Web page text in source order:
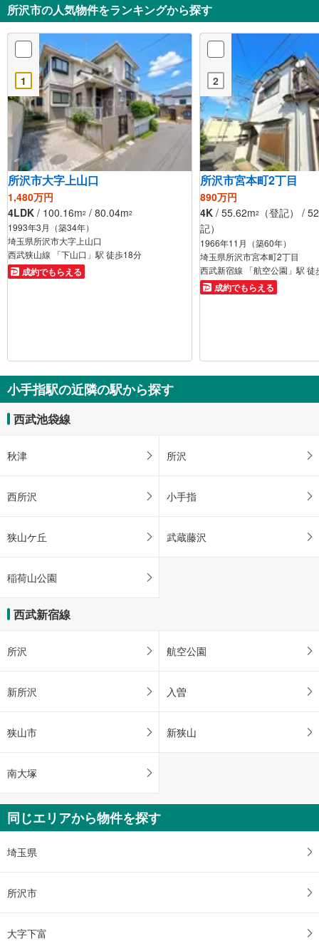
所沢市の人気物件をランキングから探す
1
所沢市大字上山口
1,480万円
4LDK / 100.16m2 / 80.04m2
1993年3月（築34年）
埼玉県所沢市大字上山口
西武狭山線 「下山口」駅 徒歩18分
成約でもらえる
2
所沢市宮本町2丁目
890万円
4K / 55.62m2
（登記） /
記）
1966年11月（築60年）
埼玉県所沢市宮本町2丁目
西武新宿線 「航空公園」駅 徒
成約でもらえる
小手指駅の近隣の駅から探す
西武池袋線
秋津 所沢
西所沢 小手指
狭山ケ丘 武蔵藤沢
稲荷山公園
西武新宿線
所沢 航空公園
新所沢 入曽
狭山市 新狭山
南大塚
同じエリアから物件を探す
埼玉県
所沢市
大字下富